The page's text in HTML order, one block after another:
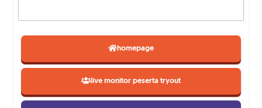
homepage
live monitor peserta tryout